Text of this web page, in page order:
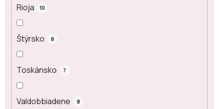
Rioja 10
Štýrsko 8
Toskánsko 7
Valdobbiadene 8